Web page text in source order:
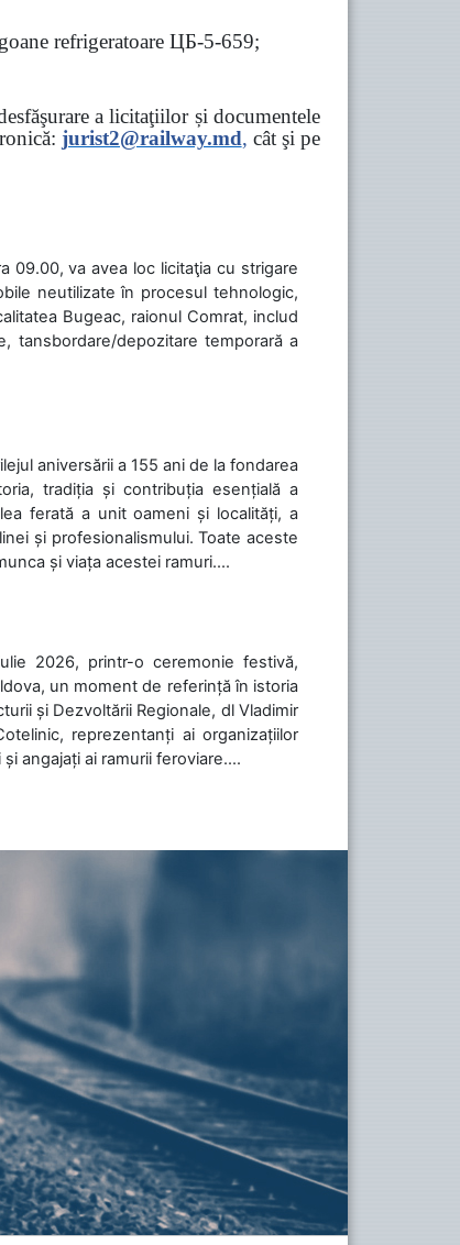
refrigeratoare ЦБ-5-659;
a licitaţiilor și documentele
jurist2@railway.md, cât şi pe
09.00, va avea loc licitaţia cu strigare
neutilizate în procesul tehnologic,
Bugeac, raionul Comrat, includ
tansbordare/depozitare temporară a
aniversării a 155 ani de la fondarea
tradiția și contribuția esențială a
ferată a unit oameni și localități, a
și profesionalismului. Toate aceste
și viața acestei ramuri....
2026, printr-o ceremonie festivă,
un moment de referință în istoria
și Dezvoltării Regionale, dl Vladimir
reprezentanți ai organizațiilor
angajați ai ramurii feroviare....